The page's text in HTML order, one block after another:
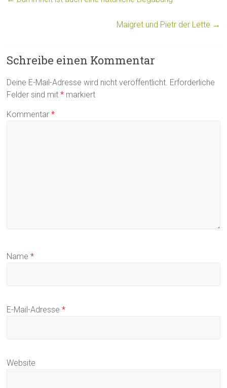
Maigret und Pietr der Lette →
Schreibe einen Kommentar
Deine E-Mail-Adresse wird nicht veröffentlicht. Erforderliche
Felder sind mit* markiert
Kommentar*
Name*
E-Mail-Adresse*
Website